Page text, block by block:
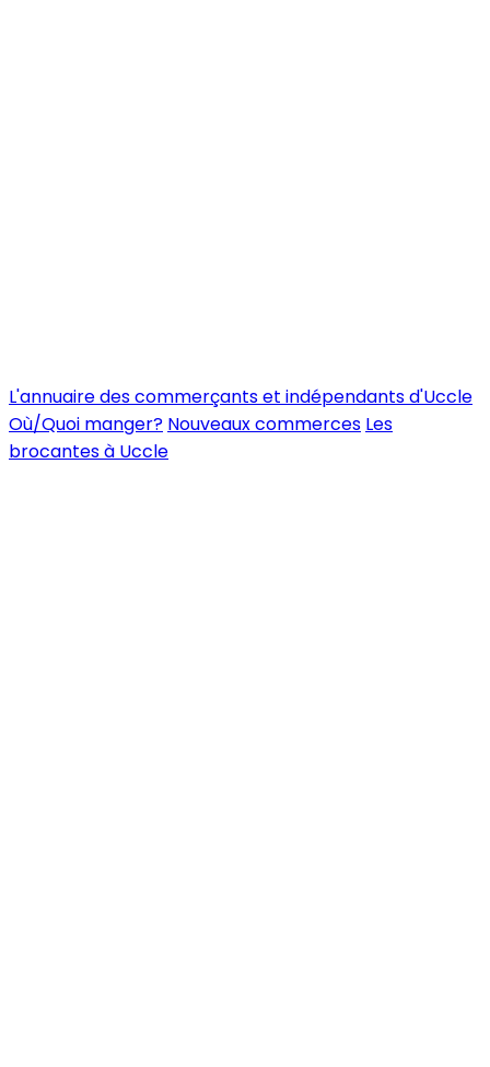
L'annuaire des commerçants et indépendants d'Uccle
Où/Quoi manger? Nouveaux commerces Les
brocantes à Uccle